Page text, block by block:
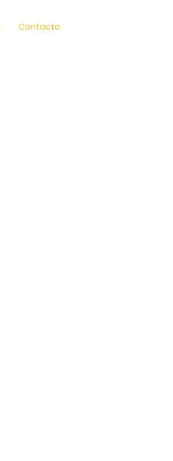
Contacto